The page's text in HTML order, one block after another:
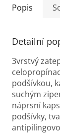
Popis
Detailní
3vrstvý
podšívkou,
suchým
náprsní
podšívky,